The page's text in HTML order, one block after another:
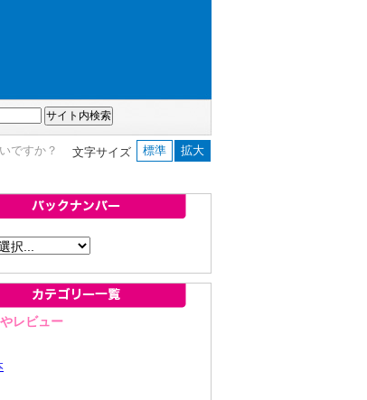
文字サイズ 標準 拡大
ですか？
レビュー